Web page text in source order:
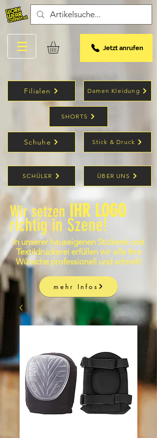
Jetzt anrufen
Filialen Damen Kleidung
SHORTS
Schuhe Stick & Druck
SCHÜLER ÜBER UNS
Wir setzen IHR LOGO
richtig in Szene!
In unserer hauseigenen Stickerei und
Textildruckerei erfüllen wir alle Ihre
Wünsche professionell und schnell!
mehr Infos